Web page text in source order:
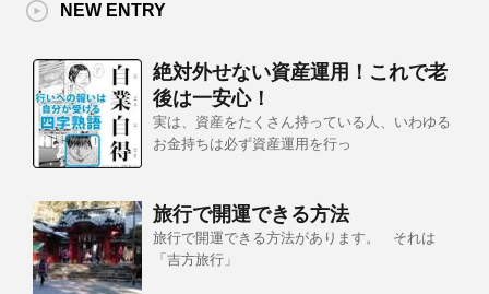
NEW ENTRY
絶対外せない資産運用！これで老
後は一安心！
実は、資産をたくさん持っている人、いわゆる
お金持ちは必ず資産運用を行っ
旅行で開運できる方法
旅行で開運できる方法があります。 それは
「吉方旅行」